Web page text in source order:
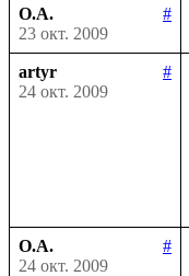
О.А.
#
23 окт. 2009
artyr
#
24 окт. 2009
О.А.
#
24 окт. 2009